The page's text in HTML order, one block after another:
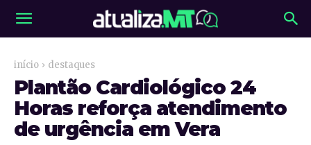
início destaques
Plantão Cardiológico 24
Horas reforça atendimento
de urgência em Vera